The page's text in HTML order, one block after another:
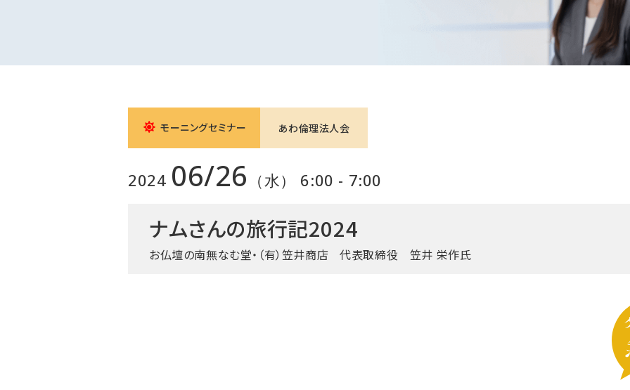
モーニングセミナー あわ倫理法人会
2024 06/26 （水） 6:00 - 7:00
ナムさんの旅行記2024
お仏壇の南無なむ堂・（有）笠井商店 代表取締役 笠井 栄作氏